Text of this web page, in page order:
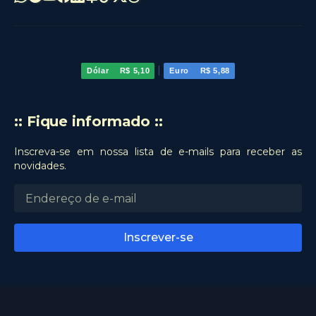
Dólar R$ 5,10 | Euro R$ 5,88
:: Fique informado ::
Inscreva-se em nossa lista de e-mails para receber as
novidades.